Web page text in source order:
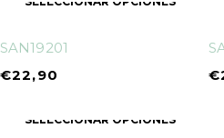
SAN19201
€22,90
€
SELECCIONAR OPCIONES